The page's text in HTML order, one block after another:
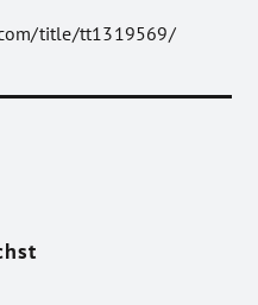
title/tt1319569/